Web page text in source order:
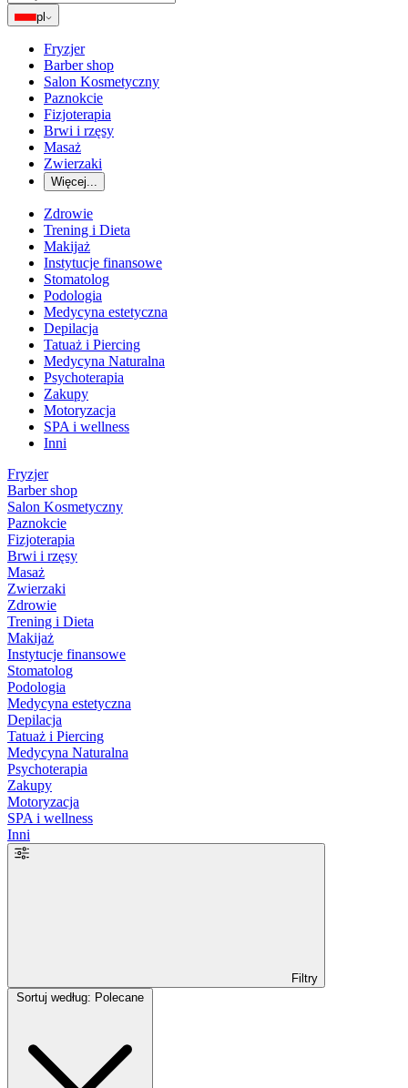
pl
Fryzjer
Barber shop
Salon Kosmetyczny
Paznokcie
Fizjoterapia
Brwi i rzęsy
Masaż
Zwierzaki
Więcej...
Zdrowie
Trening i Dieta
Makijaż
Instytucje finansowe
Stomatolog
Podologia
Medycyna estetyczna
Depilacja
Tatuaż i Piercing
Medycyna Naturalna
Psychoterapia
Zakupy
Motoryzacja
SPA i wellness
Inni
Fryzjer
Barber shop
Salon Kosmetyczny
Paznokcie
Fizjoterapia
Brwi i rzęsy
Masaż
Zwierzaki
Zdrowie
Trening i Dieta
Makijaż
Instytucje finansowe
Stomatolog
Podologia
Medycyna estetyczna
Depilacja
Tatuaż i Piercing
Medycyna Naturalna
Psychoterapia
Zakupy
Motoryzacja
SPA i wellness
Inni
Filtry